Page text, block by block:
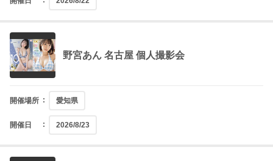
野宮あん 名古屋 個人撮影会
開催場所 愛知県
開催日 2026/8/23